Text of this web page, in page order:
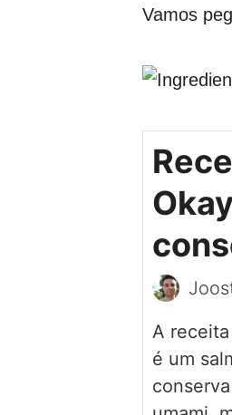
Vamos
A
é um